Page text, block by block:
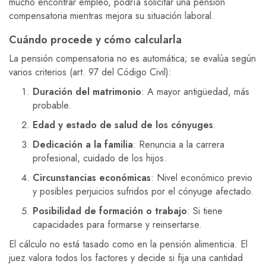
compensatoria mientras mejora su situación laboral.
Cuándo procede y cómo calcularla
La pensión compensatoria no es automática; se evalúa según
varios criterios (art. 97 del Código Civil):
Duración del matrimonio: A mayor antigüedad, más
probable.
Edad y estado de salud de los cónyuges.
Dedicación a la familia: Renuncia a la carrera
profesional, cuidado de los hijos.
Circunstancias económicas: Nivel económico previo
y posibles perjuicios sufridos por el cónyuge afectado.
Posibilidad de formación o trabajo: Si tiene
capacidades para formarse y reinsertarse.
El cálculo no está tasado como en la pensión alimenticia. El
juez valora todos los factores y decide si fija una cantidad